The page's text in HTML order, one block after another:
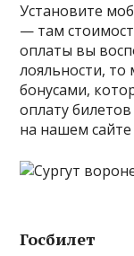
Установите
— там
оплаты вы
лояльности,
бонусами,
оплату
на нашем
Госбилет